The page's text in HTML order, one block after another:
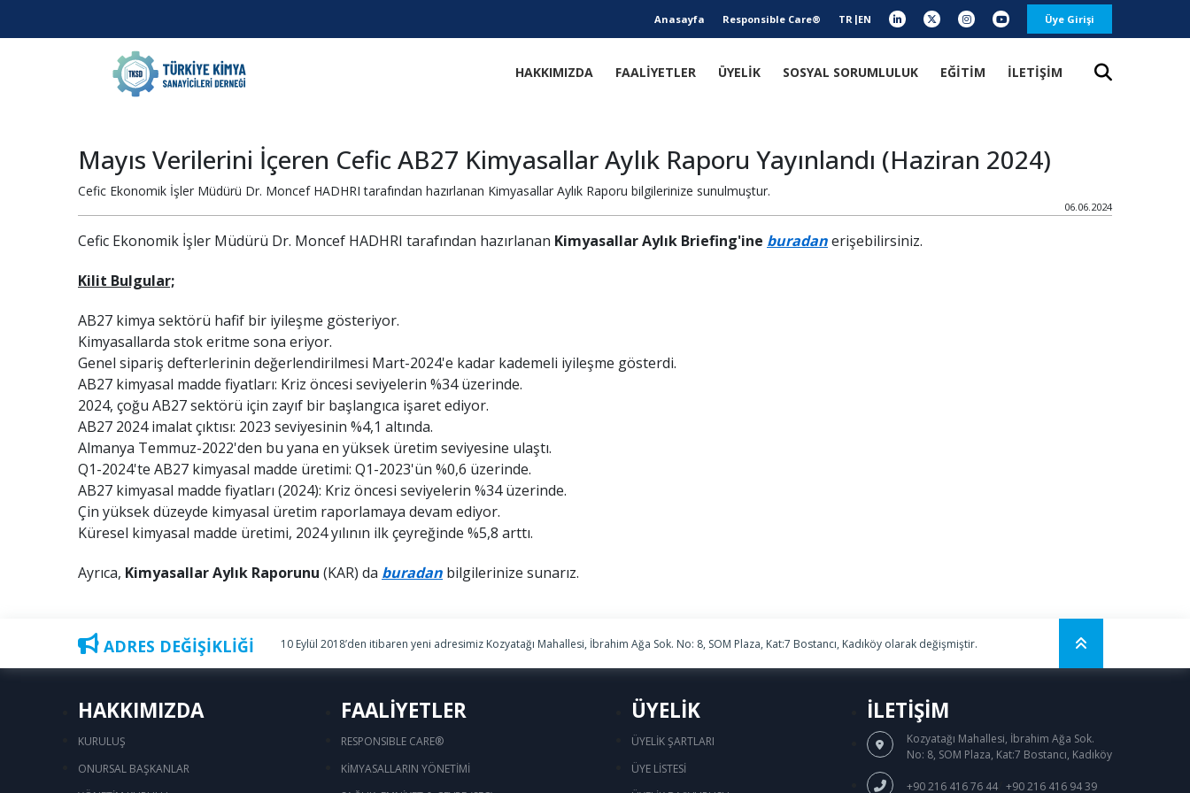
Anasayfa Responsible Care® TR EN Üye Girişi
HAKKIMIZDA FAALİYETLER ÜYELİK SOSYAL SORUMLULUK EĞİTİM İLETİŞİM
Mayıs Verilerini İçeren Cefic AB27 Kimyasallar Aylık Raporu Yayınlandı (Haziran 2024)
Cefic Ekonomik İşler Müdürü Dr. Moncef HADHRI tarafından hazırlanan Kimyasallar Aylık Raporu bilgilerinize sunulmuştur.
06.06.2024
Cefic Ekonomik İşler Müdürü Dr. Moncef HADHRI tarafından hazırlanan Kimyasallar Aylık Briefing'ine buradanerişebilirsiniz.
Kilit Bulgular;
AB27 kimya sektörü hafif bir iyileşme gösteriyor.
Kimyasallarda stok eritme sona eriyor.
Genel sipariş defterlerinin değerlendirilmesi Mart-2024'e kadar kademeli iyileşme gösterdi.
AB27 kimyasal madde fiyatları: Kriz öncesi seviyelerin %34 üzerinde.
2024, çoğu AB27 sektörü için zayıf bir başlangıca işaret ediyor.
AB27 2024 imalat çıktısı: 2023 seviyesinin %4,1 altında.
Almanya Temmuz-2022'den bu yana en yüksek üretim seviyesine ulaştı.
Q1-2024'te AB27 kimyasal madde üretimi: Q1-2023'ün %0,6 üzerinde.
AB27 kimyasal madde fiyatları (2024): Kriz öncesi seviyelerin %34 üzerinde.
Çin yüksek düzeyde kimyasal üretim raporlamaya devam ediyor.
Küresel kimyasal madde üretimi, 2024 yılının ilk çeyreğinde %5,8 arttı.
Ayrıca, Kimyasallar Aylık Raporunu (KAR) da buradan bilgilerinize sunarız.
ADRES DEĞİŞİKLİĞİ 10 Eylül 2018’den itibaren yeni adresimiz Kozyatağı Mahallesi, İbrahim Ağa Sok. No: 8, SOM Plaza, Kat:7 Bostancı, Kadıköy olarak değişmiştir.
HAKKIMIZDA
KURULUŞ
ONURSAL BAŞKANLAR
FAALİYETLER
RESPONSIBLE CARE®
KİMYASALLARIN YÖNETİMİ
ÜYELİK
ÜYELİK ŞARTLARI
ÜYE LİSTESİ
İLETİŞİM
Kozyatağı Mahallesi, İbrahim Ağa Sok.
No: 8, SOM Plaza, Kat:7 Bostancı, Kadıköy
+90 216 416 76 44/ +90 216 416 94 39